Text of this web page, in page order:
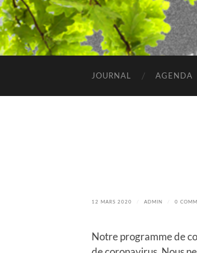
JOURNAL AGENDA
12 MARS 2020 ADMIN 0
Notre programme de